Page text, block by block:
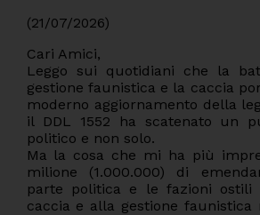
(21/07/2026)
Cari Amici,
Leggo sui quotidiani che la
gestione faunistica e la caccia
moderno aggiornamento della
il DDL 1552 ha scatenato un
politico e non solo.
Ma la cosa che mi ha più
milione (1.000.000) di
parte politica e le fazioni ostili
caccia e alla gestione faunistica